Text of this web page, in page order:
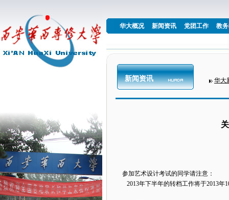
华大概况 新闻资讯 党团工作 教
新闻资讯 华大
参加艺术设计考试的同学请注意：
2013年下半年的转档工作将于2013年